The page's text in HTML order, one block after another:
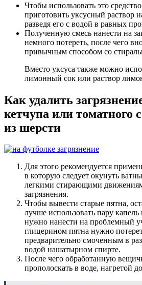
Чтобы использовать это
приготовить уксусный раствор
разведя его с водой в равных
Полученную смесь нанести на
немного потереть, после чего
привычным способом со
Вместо уксуса также можно
лимонный сок или раствор
Как удалить
кетчупа или томатного
из шерсти
Для этого рекомендуется
в которую следует окунуть
легкими стирающими
загрязнения.
Чтобы вывести старые пятна,
лучше использовать пару
нужно нанести на проблемный
глицерином пятна нужно
предварительно смоченным в
водой нашатырном спирте.
После чего обработанную
прополоскать в воде, нагретой